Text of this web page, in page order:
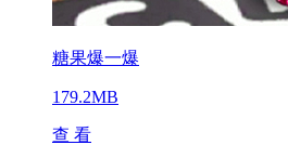
糖果爆一爆
179.2MB
查 看